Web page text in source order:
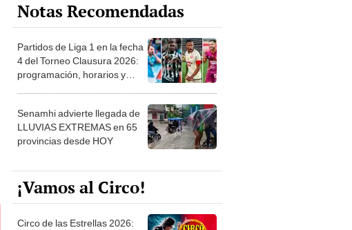
Notas Recomendadas
Partidos de Liga 1 en la fecha
4 del Torneo Clausura 2026:
programación, horarios y
Senamhi advierte llegada de
LLUVIAS EXTREMAS en 65
provincias desde HOY
¡Vamos al Circo!
Circo de las Estrellas 2026: